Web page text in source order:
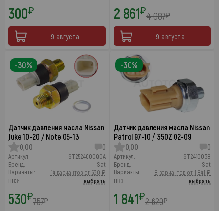
300₽
9 августа
2 861₽4 087₽
9 августа
Датчик давления масла Nissan
Juke 10-20 / Note 05-13
0,00
0
Артикул:
ST2524000Q0A
Бренд:
Sat
Варианты:
14 вариантов от 530 ₽
ПВЗ:
выбрать
530₽757₽
-30%
Датчик давления масла Nissan
Patrol 97-10 / 350Z 02-09
0,00
0
Артикул:
ST2410038
Бренд:
Sat
Варианты:
8 вариантов от 1 841 ₽
ПВЗ:
выбрать
1 841₽2 629₽
-30%